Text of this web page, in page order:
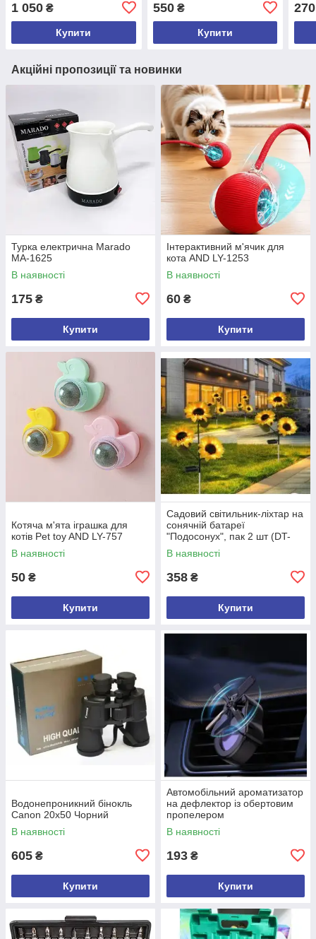
1 050 ₴
Купити
550₴
Купити
270
Акційні пропозиції та новинки
Турка електрична Marado
MA-1625
В наявності
175 ₴
Купити
Інтерактивний м'ячик для
кота AND LY-1253
В наявності
60 ₴
Купити
Котяча м'ята іграшка для
котів Pet toy AND LY-757
В наявності
50 ₴
Купити
Садовий світильник-ліхтар на
сонячній батареї
"Подосонух", пак 2 шт (DT-
1391)
В наявності
358 ₴
Купити
Водонепроникний бінокль
Canon 20х50 Чорний
В наявності
605 ₴
Купити
Автомобільний ароматизатор
на дефлектор із обертовим
пропелером
В наявності
193 ₴
Купити